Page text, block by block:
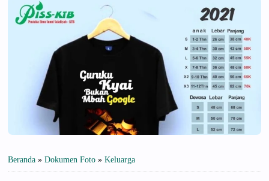
Beranda » Dokumen Foto » Keluarga